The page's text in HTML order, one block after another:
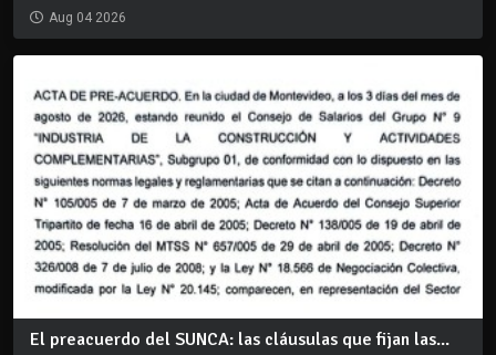
Aug 04 2026
El preacuerdo del SUNCA: las cláusulas que fijan las...